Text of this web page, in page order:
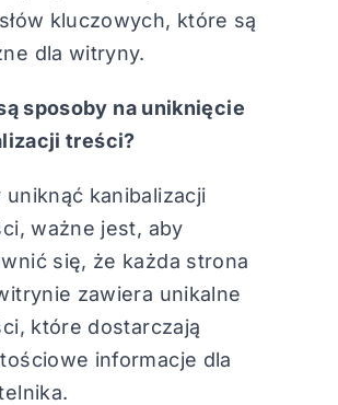
kluczowych, które są
dla witryny.
sposoby na uniknięcie
treści?
uniknąć kanibalizacji
ważne jest, aby
się, że każda strona
zawiera unikalne
które dostarczają
informacje dla